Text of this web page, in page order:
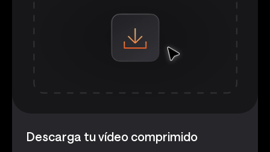
Descarga tu vídeo comprimido